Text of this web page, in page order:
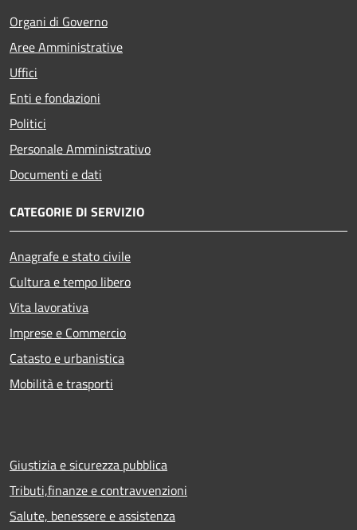
Organi di Governo
Aree Amministrative
Uffici
Enti e fondazioni
Politici
Personale Amministrativo
Documenti e dati
CATEGORIE DI SERVIZIO
Anagrafe e stato civile
Cultura e tempo libero
Vita lavorativa
Imprese e Commercio
Catasto e urbanistica
Mobilità e trasporti
Giustizia e sicurezza pubblica
Tributi,finanze e contravvenzioni
Salute, benessere e assistenza